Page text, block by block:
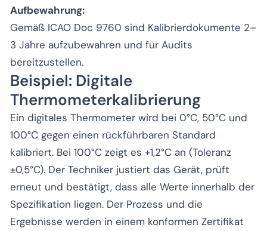
Aufbewahrung:
Gemäß ICAO Doc 9760 sind Kalibrierdokumente 2–
3 Jahre aufzubewahren und für Audits
bereitzustellen.
Beispiel: Digitale
Thermometerkalibrierung
Ein digitales Thermometer wird bei 0°C, 50°C und
100°C gegen einen rückführbaren Standard
kalibriert. Bei 100°C zeigt es +1,2°C an (Toleranz
±0,5°C). Der Techniker justiert das Gerät, prüft
erneut und bestätigt, dass alle Werte innerhalb der
Spezifikation liegen. Der Prozess und die
Ergebnisse werden in einem konformen Zertifikat